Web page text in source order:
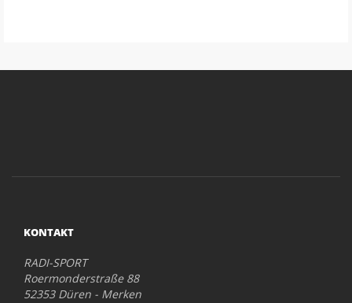
KONTAKT
RADI-SPORT
Roermonderstraße 88
52353 Düren - Merken